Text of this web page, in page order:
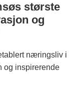
største
og
næringsliv i
og inspirerende